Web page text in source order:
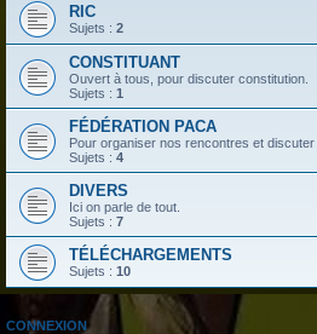
RIC
Sujets : 2
CONSTITUANT
Ouvert à tous, pour discuter constitution.
Sujets : 1
FÉDÉRATION PACA
Pour organiser nos rencontres et
Sujets : 4
DIVERS
Ici on parle de tout.
Sujets : 7
TÉLÉCHARGEMENTS
Sujets : 10
CONNEXION